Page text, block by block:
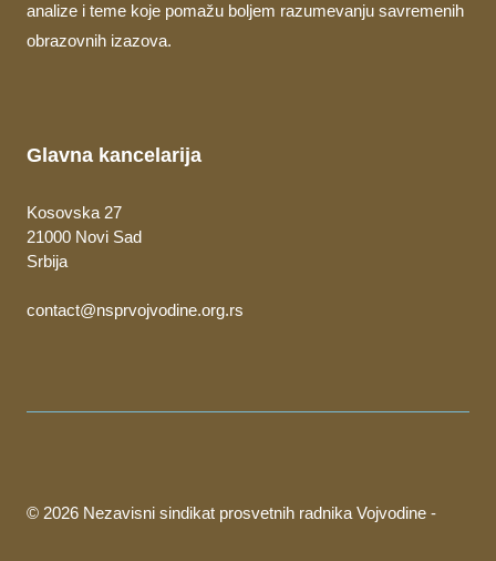
analize i teme koje pomažu boljem razumevanju savremenih
obrazovnih izazova.
Glavna kancelarija
Kosovska 27
21000 Novi Sad
Srbija
contact@nsprvojvodine.org.rs
© 2026 Nezavisni sindikat prosvetnih radnika Vojvodine -